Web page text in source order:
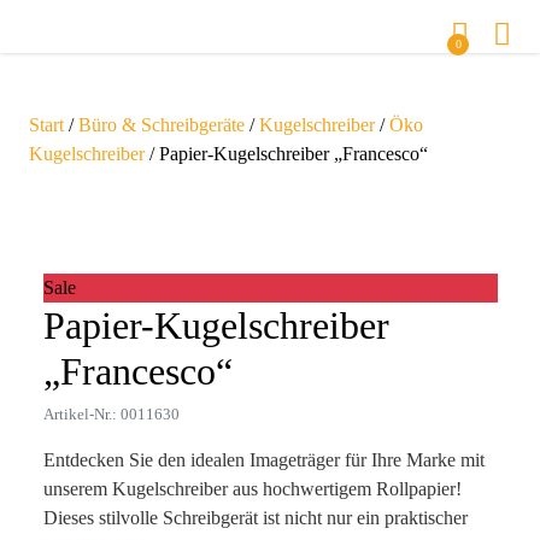
0
Start /Büro & Schreibgeräte /Kugelschreiber/Öko
Kugelschreiber/ Papier-Kugelschreiber „Francesco“
Zoom
Sale
Papier-Kugelschreiber
„Francesco“
Artikel-Nr.: 0011630
Entdecken Sie den idealen Imageträger für Ihre Marke mit
unserem Kugelschreiber aus hochwertigem Rollpapier!
Dieses stilvolle Schreibgerät ist nicht nur ein praktischer